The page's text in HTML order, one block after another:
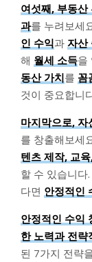
여섯째, 부동산
과를 누려보세
인 수익과 자산
해 월세 소득을
동산 가치를 꼼
것이 중요합니
마지막으로,
를 창출해보세
텐츠 제작, 교
할 수 있습니다.
다면 안정적인
안정적인 수익
한 노력과 전
된 7가지 전략